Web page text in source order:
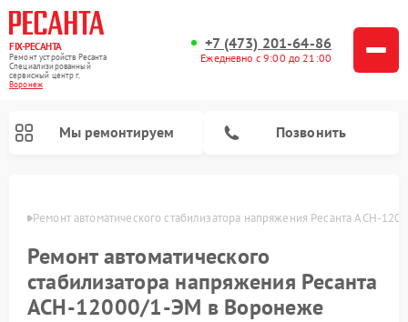
FIX-РЕСАНТА
Ремонт устройств Ресанта
Специализированный
cервисный центр г.
Воронеж
+7 (473) 201-64-86
Ежедневно с 9:00 до 21:00
Мы ремонтируем Позвонить
Ремонт автоматического стабилизатора напряжения Ресанта АСН-
Ремонт автоматического
стабилизатора напряжения Ресанта
АСН-12000/1-ЭМ в Воронеже